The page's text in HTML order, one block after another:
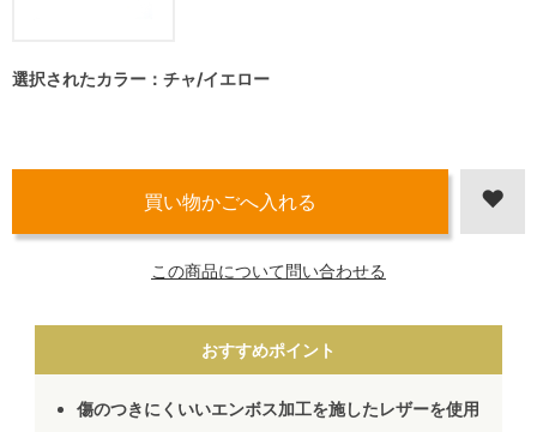
選択されたカラー：チャ/イエロー
この商品について問い合わせる
おすすめポイント
傷のつきにくいいエンボス加工を施したレザーを使用